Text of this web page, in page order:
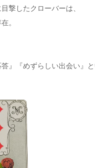
撃したクローバーは、
。
答』『めずらしい出会い』